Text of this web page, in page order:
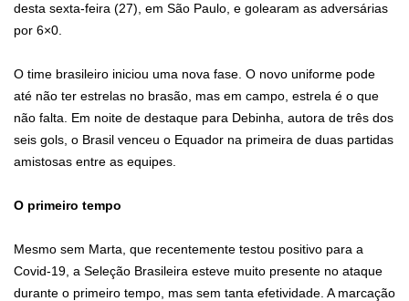
desta sexta-feira (27), em São Paulo, e golearam as adversárias
por 6×0.
O time brasileiro iniciou uma nova fase. O novo uniforme pode
até não ter estrelas no brasão, mas em campo, estrela é o que
não falta. Em noite de destaque para Debinha, autora de três dos
seis gols, o Brasil venceu o Equador na primeira de duas partidas
amistosas entre as equipes.
O primeiro tempo
Mesmo sem Marta, que recentemente testou positivo para a
Covid-19, a Seleção Brasileira esteve muito presente no ataque
durante o primeiro tempo, mas sem tanta efetividade. A marcação